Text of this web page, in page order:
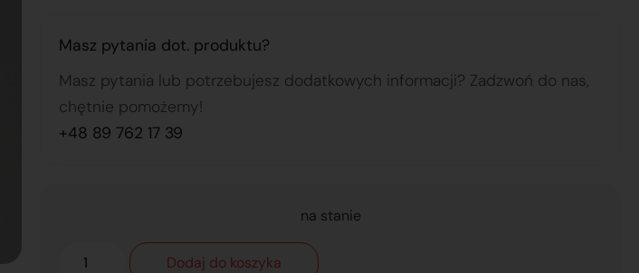
Masz pytania dot. produktu?
Masz pytania lub potrzebujesz dodatkowych informacji? Zadzwoń do nas,
chętnie pomożemy!
+48 89 762 17 39
na stanie
Dodaj do koszyka